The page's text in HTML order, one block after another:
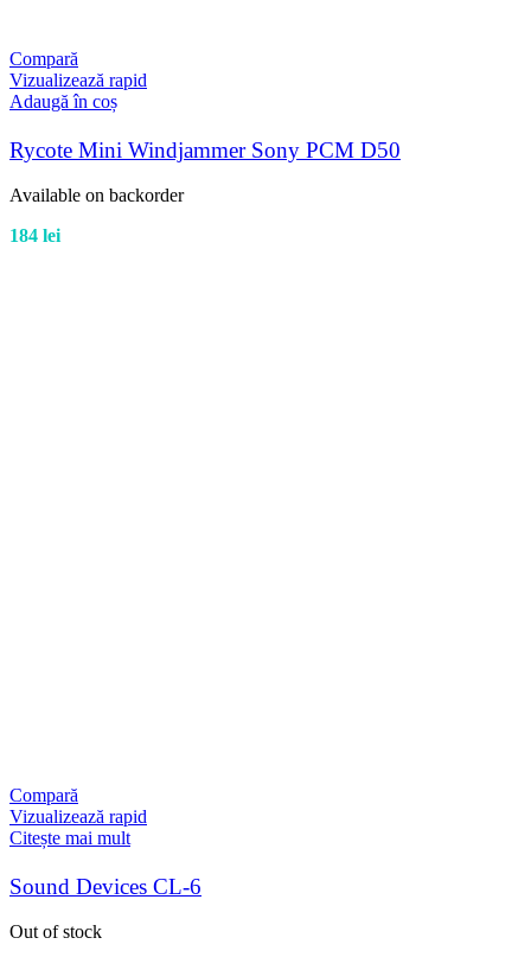
Compară
Vizualizează rapid
Adaugă în coș
Rycote Mini Windjammer Sony PCM D50
Available on backorder
184 lei
Compară
Vizualizează rapid
Citește mai mult
Sound Devices CL-6
Out of stock